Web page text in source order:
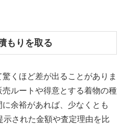
もりを取る
くほど差が出ることがありま
ルートや得意とする着物の種
余裕があれば、少なくとも
された金額や査定理由を比